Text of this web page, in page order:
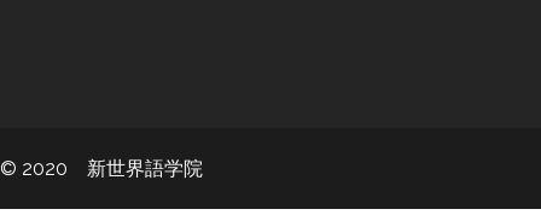
© 2020 新世界語学院